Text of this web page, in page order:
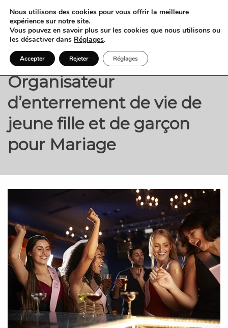
Organisateur
d’enterrement de vie de
jeune fille et de garçon
pour Mariage
Nous utilisons des cookies pour vous offrir la meilleure
expérience sur notre site.
Vous pouvez en savoir plus sur les cookies que nous utilisons ou
les désactiver dans Réglages.
Accepter Rejeter Réglages